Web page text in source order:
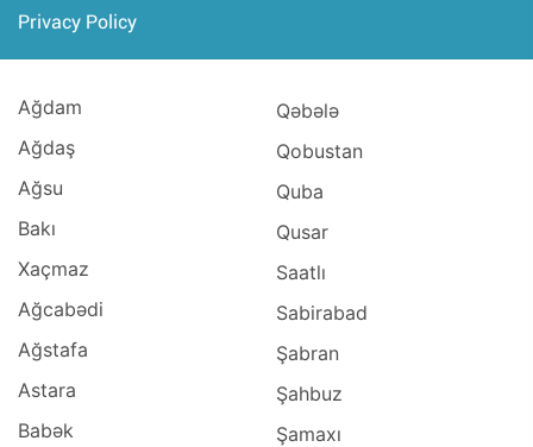
Privacy Policy
Ağdam
Ağdaş
Ağsu
Bakı
Xaçmaz
Ağcabədi
Ağstafa
Astara
Babək
Qəbələ
Qobustan
Quba
Qusar
Saatlı
Sabirabad
Şabran
Şahbuz
Şamaxı